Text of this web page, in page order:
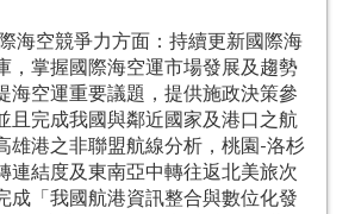
海空競爭力方面：持續更新國際海
，掌握國際海空運市場發展及趨勢
海空運重要議題，提供施政決策參
且完成我國與鄰近國家及港口之航
雄港之非聯盟航線分析，桃園-洛杉
連結度及東南亞中轉往返北美旅次
成「我國航港資訊整合與數位化發